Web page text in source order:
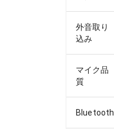
外音取り
込み
マイク品
質
Bluetooth